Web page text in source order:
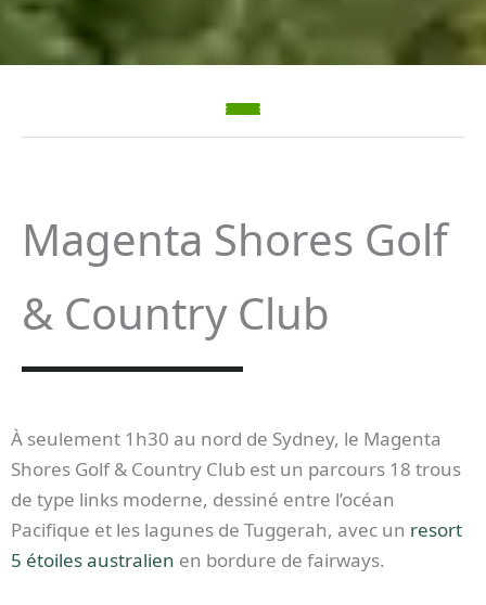
Magenta Shores Golf
& Country Club
À seulement 1h30 au nord de Sydney, le Magenta
Shores Golf & Country Club est un parcours 18 trous
de type links moderne, dessiné entre l’océan
Pacifique et les lagunes de Tuggerah, avec un resort
5 étoiles australien en bordure de fairways.